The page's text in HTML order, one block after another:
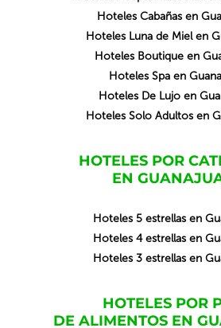
Hoteles Cabañas en
Hoteles Luna de Miel en
Hoteles Boutique en
Hoteles Spa en
Hoteles De Lujo en
Hoteles Solo Adultos en
HOTELES POR
EN
Hoteles 5 estrellas en
Hoteles 4 estrellas en
Hoteles 3 estrellas en
HOTELES POR
DE ALIMENTOS EN